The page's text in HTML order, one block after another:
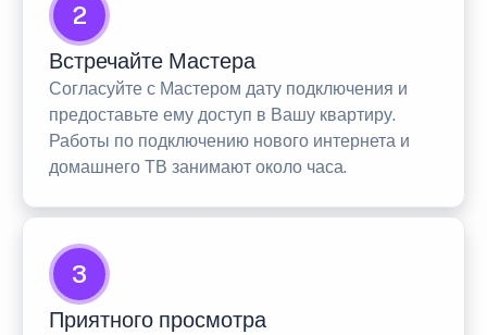
2
Встречайте Мастера
Согласуйте с Мастером дату подключения и
предоставьте ему доступ в Вашу квартиру.
Работы по подключению нового интернета и
домашнего ТВ занимают около часа.
3
Приятного просмотра